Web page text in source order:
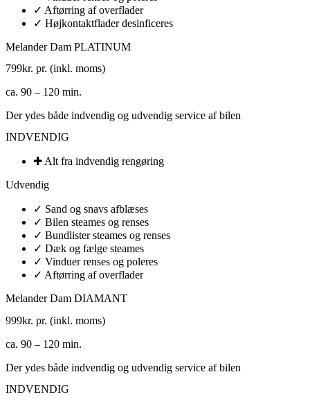
✓ Aftørring af overflader
✓ Højkontaktflader desinficeres
Melander Dam PLATINUM
799kr. pr. (inkl. moms)
ca. 90 – 120 min.
Der ydes både indvendig og udvendig service af bilen
INDVENDIG
✚ Alt fra indvendig rengøring​
Udvendig
✓ Sand og snavs afblæses
✓ Bilen steames og renses
✓ Bundlister steames og renses
✓ Dæk og fælge steames
✓ Vinduer renses og poleres​
✓ Aftørring af overflader
Melander Dam DIAMANT
999kr. pr. (inkl. moms)
ca. 90 – 120 min.
Der ydes både indvendig og udvendig service af bilen
INDVENDIG